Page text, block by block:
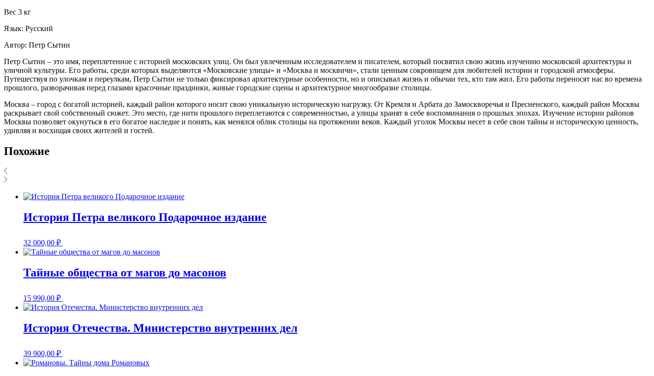
Вес 3 кг
Язык: Русский
Автор: Петр Сытин
Петр Сытин – это имя, переплетенное с историей московских улиц. Он был увлеченным исследователем и писателем, который посвятил свою жизнь изучению московской архитектуры и
уличной культуры. Его работы, среди которых выделяются «Московские улицы» и «Москва и москвичи», стали ценным сокровищем для любителей истории и городской атмосферы.
Путешествуя по улочкам и переулкам, Петр Сытин не только фиксировал архитектурные особенности, но и описывал жизнь и обычаи тех, кто там жил. Его работы переносят нас во времена
прошлого, разворачивая перед глазами красочные праздники, живые городские сцены и архитектурное многообразие столицы.
Москва – город с богатой историей, каждый район которого носит свою уникальную историческую нагрузку. От Кремля и Арбата до Замоскворечья и Пресненского, каждый район Москвы
раскрывает свой собственный сюжет. Это место, где нити прошлого переплетаются с современностью, а улицы хранят в себе воспоминания о прошлых эпохах. Изучение истории районов
Москвы позволяет окунуться в его богатое наследие и понять, как менялся облик столицы на протяжении веков. Каждый уголок Москвы несет в себе свои тайны и историческую ценность,
удивляя и восхищая своих жителей и гостей.
Похожие
История Петра великого Подарочное издание
32 000,00 ₽
Тайные общества от магов до масонов
15 990,00 ₽
История Отечества. Министерство внутренних дел
39 900,00 ₽